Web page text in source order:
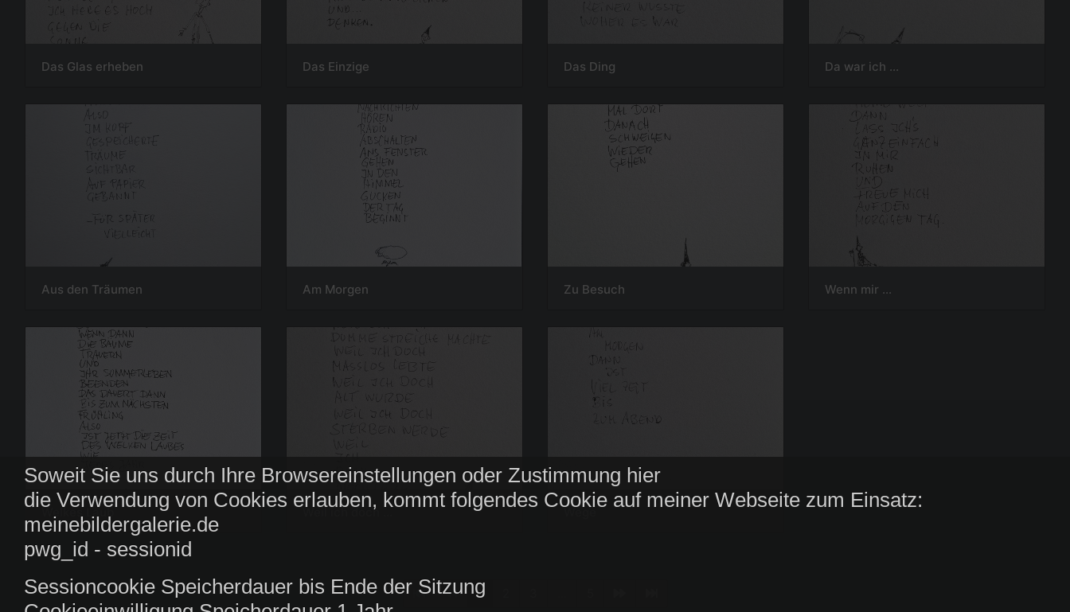
Soweit Sie uns durch Ihre Browsereinstellungen oder Zustimmung hier
die Verwendung von Cookies erlauben, kommt folgendes Cookie auf meiner Webseite zum Einsatz:
meinebildergalerie.de
pwg_id - sessionid
Sessioncookie Speicherdauer bis Ende der Sitzung
Das Glas erheben Das Einzige Das Ding Da war ich ...
Aus den Träumen Am Morgen Zu Besuch Wenn mir ...
Weil ich doch ...
1